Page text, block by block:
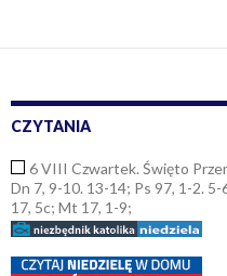
wpisach
CZYTANIA
6 VIII Czwartek. Święto
Dn 7, 9-10. 13-14; Ps 97, 1-2. 5-
17, 5c; Mt 17, 1-9;